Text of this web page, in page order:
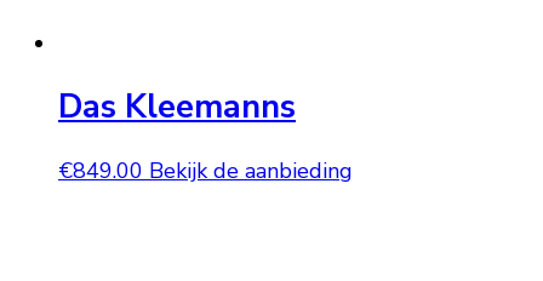
Das Kleemanns
€849.00 Bekijk de aanbieding